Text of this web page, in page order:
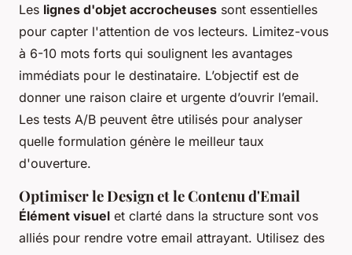
Les lignes d'objet accrocheuses sont essentielles
pour capter l'attention de vos lecteurs. Limitez-vous
à 6-10 mots forts qui soulignent les avantages
immédiats pour le destinataire. L’objectif est de
donner une raison claire et urgente d’ouvrir l’email.
Les tests A/B peuvent être utilisés pour analyser
quelle formulation génère le meilleur taux
d'ouverture.
Optimiser le Design et le Contenu d'Email
Élément visuel et clarté dans la structure sont vos
alliés pour rendre votre email attrayant. Utilisez des